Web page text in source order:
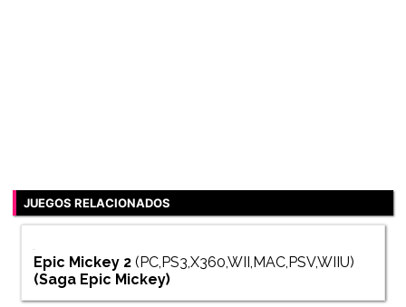
JUEGOS RELACIONADOS
Epic Mickey 2 (PC,PS3,X360,WII,MAC,PSV,WIIU)
(Saga Epic Mickey)